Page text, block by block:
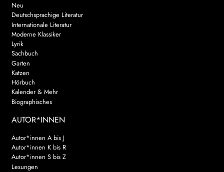
WEITERE VERLAGE
Search:
Neu
Deutschsprachige Literatur
Internationale Literatur
Moderne Klassiker
Lyrik
Sachbuch
Garten
Katzen
Hörbuch
Kalender & Mehr
Biographisches
AUTOR*INNEN
Autor*innen A bis J
Autor*innen K bis R
Autor*innen S bis Z
Lesungen